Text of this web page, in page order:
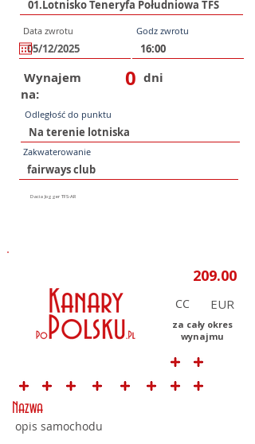
Data zwrotu Godz zwrotu
Wynajem
na:
0 dni
Odległość do punktu
Zakwaterowanie
CC
za cały okres
wynajmu
Nazwa
opis samochodu